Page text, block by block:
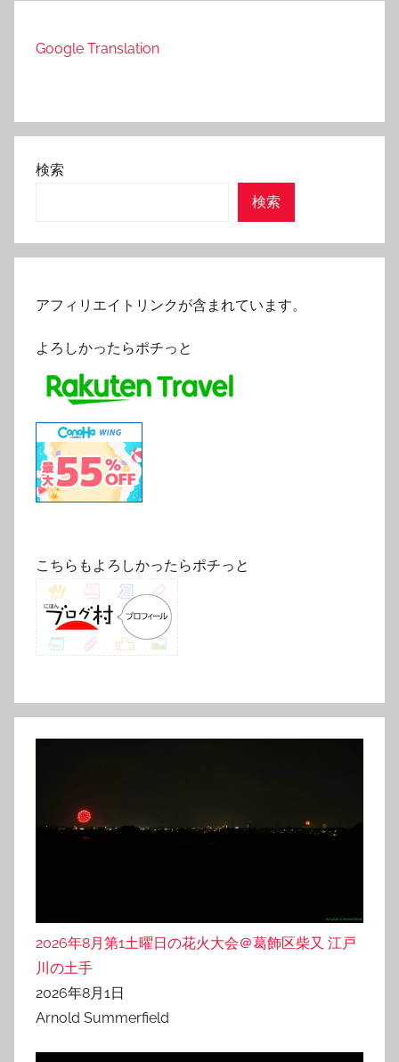
ジ
送
Google Translation
検索
検索
アフィリエイトリンクが含まれています。
よろしかったらポチっと
こちらもよろしかったらポチっと
2026年8月第1土曜日の花火大会＠葛飾区柴又 江戸
川の土手
2026年8月1日
Arnold Summerfield